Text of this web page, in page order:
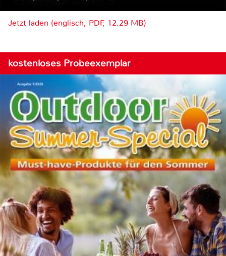
Jetzt laden (englisch, PDF, 12.29 MB)
kostenloses Probeexemplar